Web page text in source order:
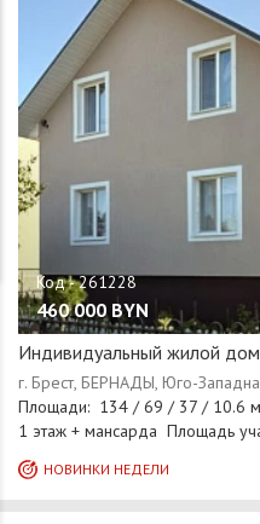
460 000 BYN
Индивидуальный жилой дом